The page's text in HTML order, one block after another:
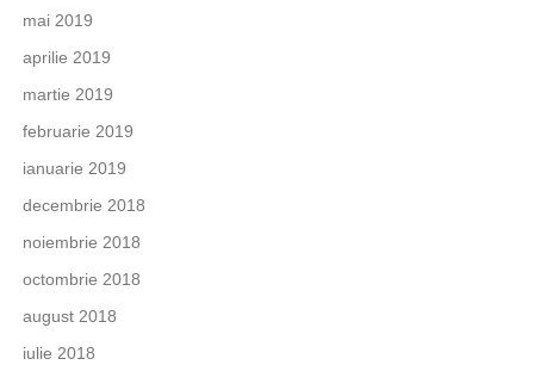
mai 2019
aprilie 2019
martie 2019
februarie 2019
ianuarie 2019
decembrie 2018
noiembrie 2018
octombrie 2018
august 2018
iulie 2018